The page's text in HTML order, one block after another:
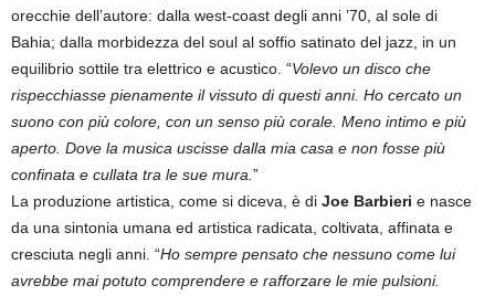
orecchie dell’autore: dalla west-coast degli anni ’70, al sole di
Bahia; dalla morbidezza del soul al soffio satinato del jazz, in un
equilibrio sottile tra elettrico e acustico. “Volevo un disco che
rispecchiasse pienamente il vissuto di questi anni. Ho cercato un
suono con più colore, con un senso più corale. Meno intimo e più
aperto. Dove la musica uscisse dalla mia casa e non fosse più
confinata e cullata tra le sue mura. ”
La produzione artistica, come si diceva, è di Joe Barbieri e nasce
da una sintonia umana ed artistica radicata, coltivata, affinata e
cresciuta negli anni. “Ho sempre pensato che nessuno come lui
avrebbe mai potuto comprendere e rafforzare le mie pulsioni.